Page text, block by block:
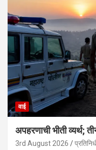
वाई
अपहरणाची भीती व्यर्थ;
3rd August 2026